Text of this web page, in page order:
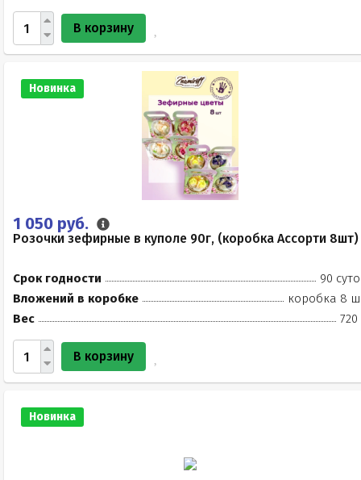
В корзину
Новинка
1 050 руб.
Розочки зефирные в куполе 90г, (коробка Ассорти 8шт)
Срок годности
90
Вложений в коробке
коробка 8
Вес
720
В корзину
Новинка